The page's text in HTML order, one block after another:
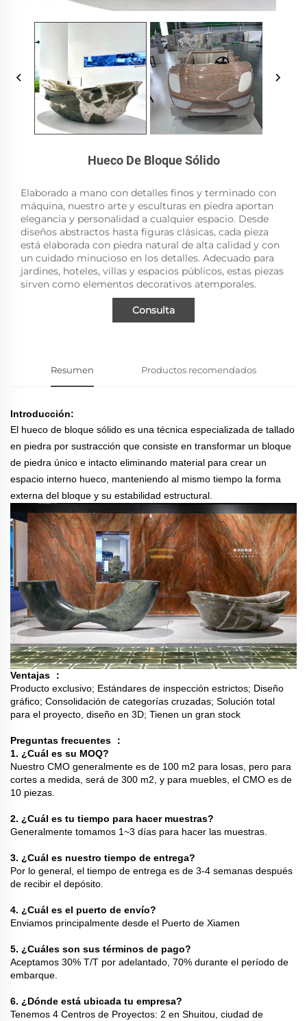
Hueco De Bloque Sólido
Elaborado a mano con detalles finos y terminado con
máquina, nuestro arte y esculturas en piedra aportan
elegancia y personalidad a cualquier espacio. Desde
diseños abstractos hasta figuras clásicas, cada pieza
está elaborada con piedra natural de alta calidad y con
un cuidado minucioso en los detalles. Adecuado para
jardines, hoteles, villas y espacios públicos, estas piezas
sirven como elementos decorativos atemporales.
Consulta
Resumen Productos recomendados
Introducción:
El hueco de bloque sólido es una técnica especializada de tallado
en piedra por sustracción que consiste en transformar un bloque
de piedra único e intacto eliminando material para crear un
espacio interno hueco, manteniendo al mismo tiempo la forma
externa del bloque y su estabilidad estructural.
Ventajas ：
Producto exclusivo; Estándares de inspección estrictos; Diseño
gráfico; Consolidación de categorías cruzadas; Solución total
para el proyecto, diseño en 3D; Tienen un gran stock
Preguntas frecuentes ：
1. ¿Cuál es su MOQ?
Nuestro CMO generalmente es de 100 m2 para losas, pero para
cortes a medida, será de 300 m2, y para muebles, el CMO es de
10 piezas.
2. ¿Cuál es tu tiempo para hacer muestras?
Generalmente tomamos 1~3 días para hacer las muestras.
3. ¿Cuál es nuestro tiempo de entrega?
Por lo general, el tiempo de entrega es de 3-4 semanas después
de recibir el depósito.
4. ¿Cuál es el puerto de envío?
Enviamos principalmente desde el Puerto de Xiamen
5. ¿Cuáles son sus términos de pago?
Aceptamos 30% T/T por adelantado, 70% durante el período de
embarque.
6. ¿Dónde está ubicada tu empresa?
Tenemos 4 Centros de Proyectos: 2 en Shuitou, ciudad de